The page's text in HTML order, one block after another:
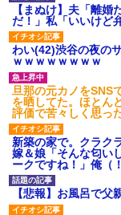
【まぬけ】夫「離
だ！」私「いいけど
わい(42)渋谷の夜の
ｗｗｗｗｗｗｗｗ
旦那の元カノをSNS
を晒してた。ほとん
評価で苦々しく思っ
新築の家で。クラク
嫁＆娘「そんな匂い
ークですね！」俺（
【悲報】お風呂で